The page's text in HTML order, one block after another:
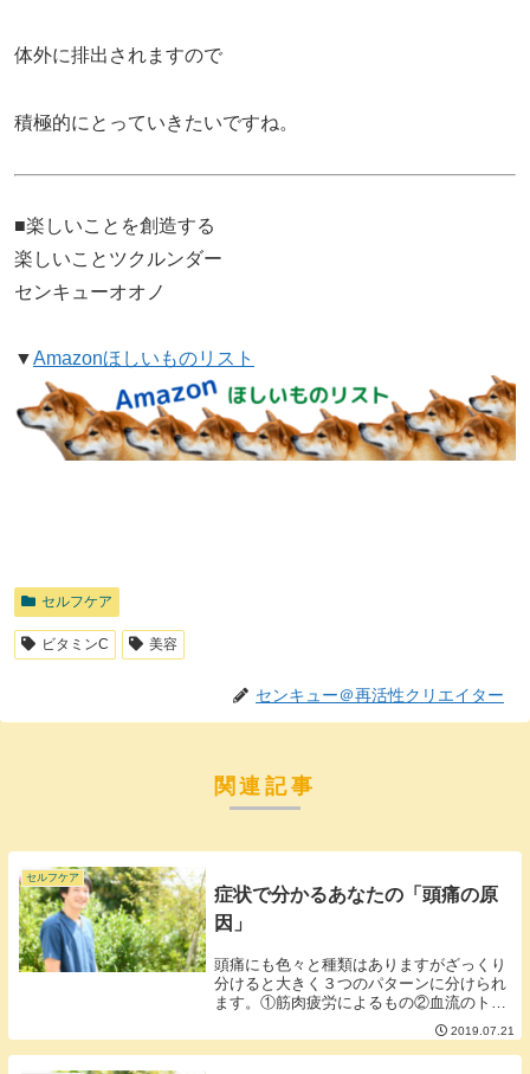
体外に排出されますので
積極的にとっていきたいですね。
■楽しいことを創造する
楽しいことツクルンダー
センキューオオノ
▼Amazonほしいものリスト
セルフケア
ビタミンC 美容
センキュー＠再活性クリエイター
関連記事
セルフケア
症状で分かるあなたの「頭痛の原
因」
頭痛にも色々と種類はありますがざっくり
分けると大きく３つのパターンに分けられ
ます。①筋肉疲労によるもの②血流のトラ
ブルによるもの③神経のトラブルによるも
の■①筋肉疲労によるもの筋肉の疲労によ
る頭痛の特徴としては頭にリングをはめら
2019.07.21